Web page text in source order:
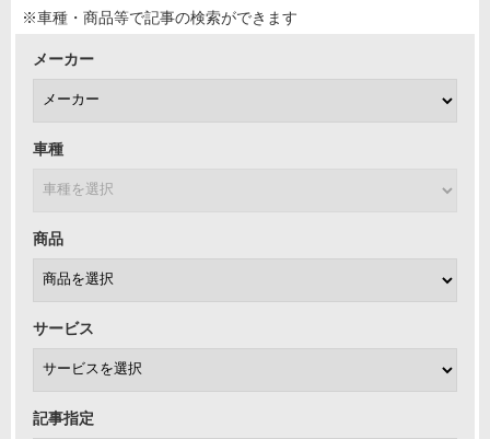
※車種・商品等で記事の検索ができます
メーカー
車種
商品
サービス
記事指定